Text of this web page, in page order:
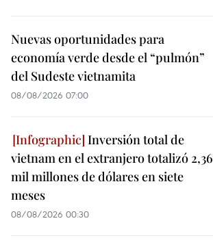
Nuevas oportunidades para
economía verde desde el “pulmón”
del Sudeste vietnamita
08/08/2026 07:00
Inversión total de
vietnam en el extranjero totalizó 2,36
mil millones de dólares en siete
meses
08/08/2026 00:30